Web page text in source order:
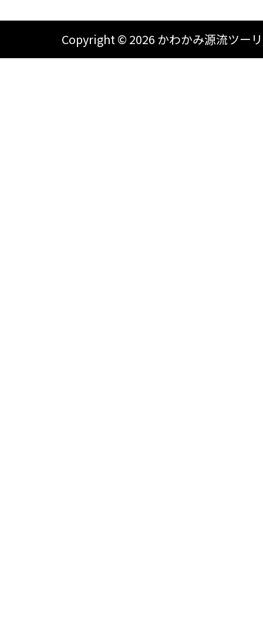
Copyright © 2026 かわかみ源流ツー